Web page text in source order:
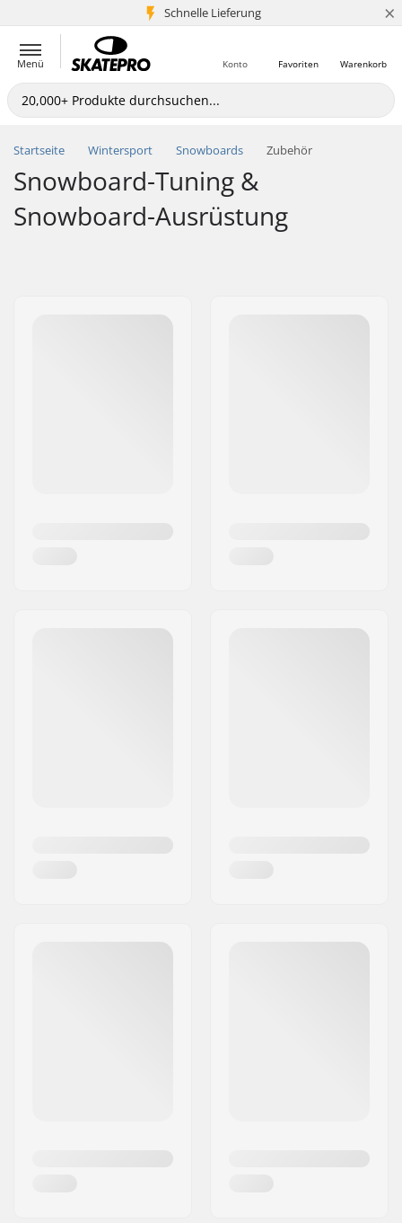
Schnelle Lieferung
5+ Mio. Kunden ×
Menü Warenkorb
Favoriten
Konto
Startseite Wintersport Snowboards Zubehör
Snowboard-Tuning &
Snowboard-Ausrüstung